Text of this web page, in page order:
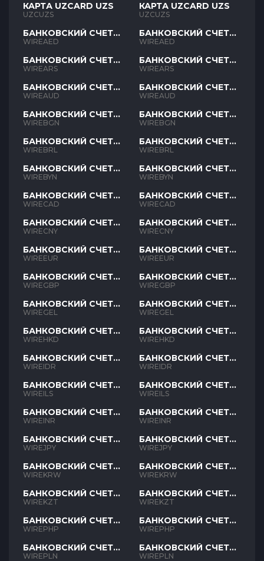
КАРТА UZCARD UZS
UZCUZS
БАНКОВСКИЙ СЧЕТ
AED
WIREAED
БАНКОВСКИЙ СЧЕТ
ARS
WIREARS
БАНКОВСКИЙ СЧЕТ
AUD
WIREAUD
БАНКОВСКИЙ СЧЕТ
BGN
WIREBGN
БАНКОВСКИЙ СЧЕТ
BRL
WIREBRL
БАНКОВСКИЙ СЧЕТ
BYN
WIREBYN
БАНКОВСКИЙ СЧЕТ
CAD
WIRECAD
БАНКОВСКИЙ СЧЕТ
CNY
WIRECNY
БАНКОВСКИЙ СЧЕТ
EUR
WIREEUR
БАНКОВСКИЙ СЧЕТ
GBP
WIREGBP
БАНКОВСКИЙ СЧЕТ
GEL
WIREGEL
БАНКОВСКИЙ СЧЕТ
HKD
WIREHKD
БАНКОВСКИЙ СЧЕТ
IDR
WIREIDR
БАНКОВСКИЙ СЧЕТ
ILS
WIREILS
БАНКОВСКИЙ СЧЕТ
INR
WIREINR
БАНКОВСКИЙ СЧЕТ
JPY
WIREJPY
БАНКОВСКИЙ СЧЕТ
KRW
WIREKRW
БАНКОВСКИЙ СЧЕТ
KZT
WIREKZT
БАНКОВСКИЙ СЧЕТ
PHP
WIREPHP
БАНКОВСКИЙ СЧЕТ
PLN
WIREPLN
КАРТА UZCARD UZS
UZCUZS
БАНКОВСКИЙ СЧЕТ
AED
WIREAED
БАНКОВСКИЙ СЧЕТ
ARS
WIREARS
БАНКОВСКИЙ СЧЕТ
AUD
WIREAUD
БАНКОВСКИЙ СЧЕТ
BGN
WIREBGN
БАНКОВСКИЙ СЧЕТ
BRL
WIREBRL
БАНКОВСКИЙ СЧЕТ
BYN
WIREBYN
БАНКОВСКИЙ СЧЕТ
CAD
WIRECAD
БАНКОВСКИЙ СЧЕТ
CNY
WIRECNY
БАНКОВСКИЙ СЧЕТ
EUR
WIREEUR
БАНКОВСКИЙ СЧЕТ
GBP
WIREGBP
БАНКОВСКИЙ СЧЕТ
GEL
WIREGEL
БАНКОВСКИЙ СЧЕТ
HKD
WIREHKD
БАНКОВСКИЙ СЧЕТ
IDR
WIREIDR
БАНКОВСКИЙ СЧЕТ
ILS
WIREILS
БАНКОВСКИЙ СЧЕТ
INR
WIREINR
БАНКОВСКИЙ СЧЕТ
JPY
WIREJPY
БАНКОВСКИЙ СЧЕТ
KRW
WIREKRW
БАНКОВСКИЙ СЧЕТ
KZT
WIREKZT
БАНКОВСКИЙ СЧЕТ
PHP
WIREPHP
БАНКОВСКИЙ СЧЕТ
PLN
WIREPLN